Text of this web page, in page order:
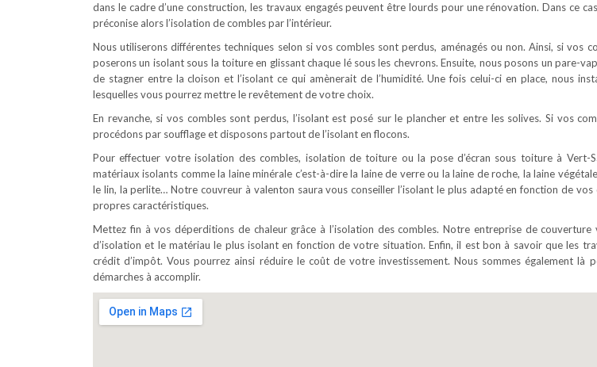
dans le cadre d’une construction, les travaux engagés peuvent être lourds pour une rénovation. Dans ce
préconise alors l’isolation de combles par l’intérieur.
Nous utiliserons différentes techniques selon si vos combles sont perdus, aménagés ou non. Ainsi, si vos
poserons un isolant sous la toiture en glissant chaque lé sous les chevrons. Ensuite, nous posons un pare-
de stagner entre la cloison et l’isolant ce qui amènerait de l’humidité. Une fois celui-ci en place, nous
lesquelles vous pourrez mettre le revêtement de votre choix.
En revanche, si vos combles sont perdus, l’isolant est posé sur le plancher et entre les solives. Si vos
procédons par soufflage et disposons partout de l’isolant en flocons.
Pour effectuer votre isolation des combles, isolation de toiture ou la pose d’écran sous toiture à Vert-
matériaux isolants comme la laine minérale c’est-à-dire la laine de verre ou la laine de roche, la laine
le lin, la perlite… Notre couvreur à valenton saura vous conseiller l’isolant le plus adapté en fonction de vos
propres caractéristiques.
Mettez fin à vos déperditions de chaleur grâce à l’isolation des combles. Notre entreprise de
d’isolation et le matériau le plus isolant en fonction de votre situation. Enfin, il est bon à savoir que les
crédit d’impôt. Vous pourrez ainsi réduire le coût de votre investissement. Nous sommes également là
démarches à accomplir.